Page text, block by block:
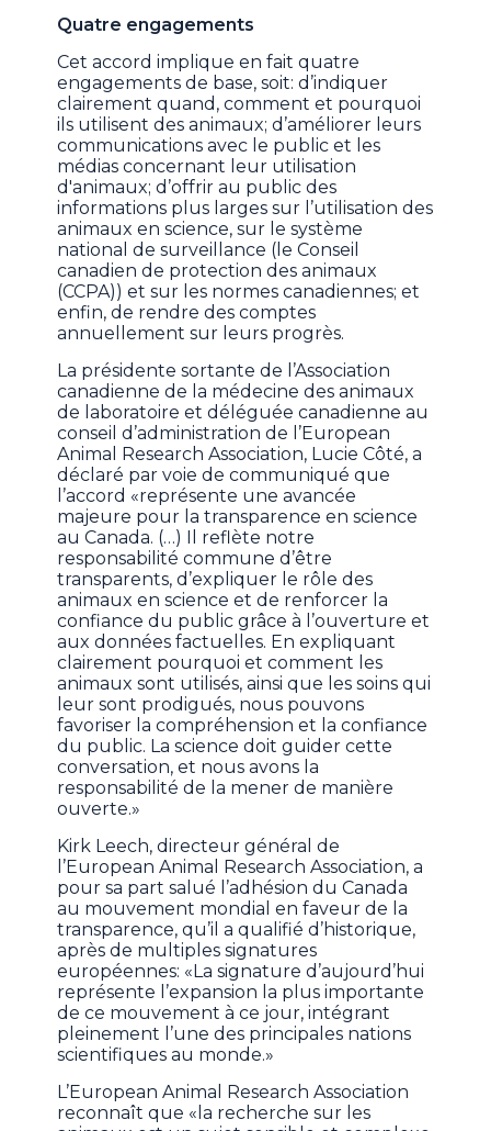
Quatre engagements
Cet accord implique en fait quatre
engagements de base, soit: d’indiquer
clairement quand, comment et pourquoi
ils utilisent des animaux; d’améliorer leurs
communications avec le public et les
médias concernant leur utilisation
d'animaux; d’offrir au public des
informations plus larges sur l’utilisation des
animaux en science, sur le système
national de surveillance (le Conseil
canadien de protection des animaux
(CCPA)) et sur les normes canadiennes; et
enfin, de rendre des comptes
annuellement sur leurs progrès.
La présidente sortante de l’Association
canadienne de la médecine des animaux
de laboratoire et déléguée canadienne au
conseil d’administration de l’European
Animal Research Association, Lucie Côté, a
déclaré par voie de communiqué que
l’accord «représente une avancée
majeure pour la transparence en science
au Canada. (…) Il reflète notre
responsabilité commune d’être
transparents, d’expliquer le rôle des
animaux en science et de renforcer la
confiance du public grâce à l’ouverture et
aux données factuelles. En expliquant
clairement pourquoi et comment les
animaux sont utilisés, ainsi que les soins qui
leur sont prodigués, nous pouvons
favoriser la compréhension et la confiance
du public. La science doit guider cette
conversation, et nous avons la
responsabilité de la mener de manière
ouverte.»
Kirk Leech, directeur général de
l’European Animal Research Association, a
pour sa part salué l’adhésion du Canada
au mouvement mondial en faveur de la
transparence, qu’il a qualifié d’historique,
après de multiples signatures
européennes: «La signature d’aujourd’hui
représente l’expansion la plus importante
de ce mouvement à ce jour, intégrant
pleinement l’une des principales nations
scientifiques au monde.»
L’European Animal Research Association
reconnaît que «la recherche sur les